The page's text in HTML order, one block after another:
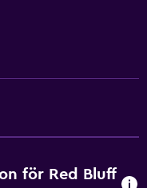
för Red Bluff